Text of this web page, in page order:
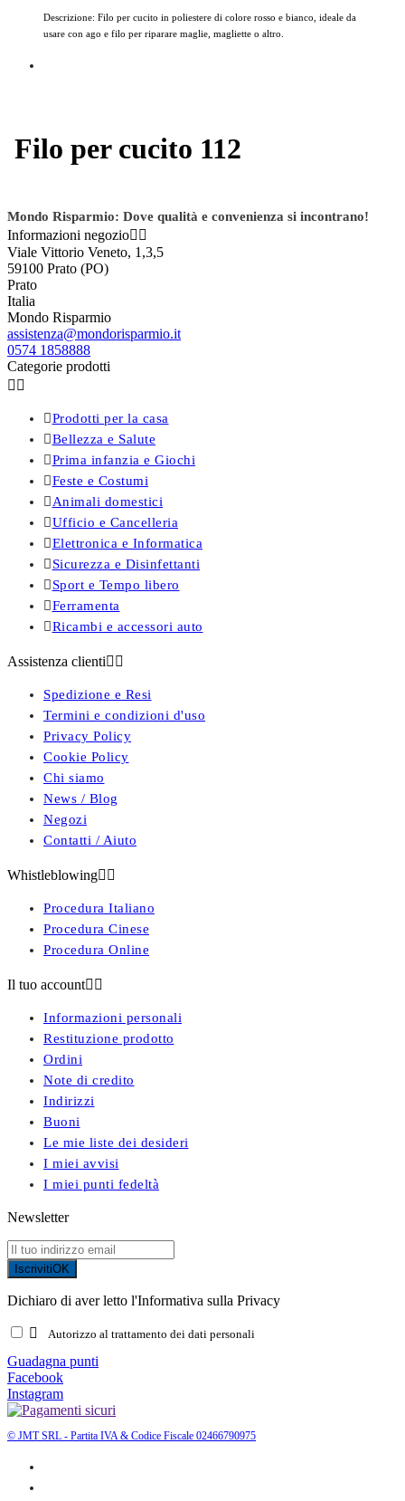
Descrizione: Filo per cucito in poliestere di colore rosso e bianco, ideale da
usare con ago e filo per riparare maglie, magliette o altro.
Filo per cucito 112
Mondo Risparmio: Dove qualità e convenienza si incontrano!
Informazioni negozio 
Viale Vittorio Veneto, 1,3,5
59100 Prato (PO)
Prato
Italia
Mondo Risparmio
assistenza@mondorisparmio.it
0574 1858888
Categorie prodotti
 
Prodotti per la casa
Bellezza e Salute
Prima infanzia e Giochi
Feste e Costumi
 Animali domestici
Ufficio e Cancelleria
Elettronica e Informatica
 Sicurezza e Disinfettanti
 Sport e Tempo libero
Ferramenta
Ricambi e accessori auto
Assistenza clienti 
Spedizione e Resi
Termini e condizioni d'uso
Privacy Policy
Cookie Policy
Chi siamo
News / Blog
Negozi
Contatti / Aiuto
Whistleblowing 
Procedura Italiano
Procedura Cinese
Procedura Online
Il tuo account 
Informazioni personali
Restituzione prodotto
Ordini
Note di credito
Indirizzi
Buoni
Le mie liste dei desideri
I miei avvisi
I miei punti fedeltà
Newsletter
IscrivitiOK
Dichiaro di aver letto l'Informativa sulla Privacy
 Autorizzo al trattamento dei dati personali
Guadagna punti
Facebook
Instagram
© JMT SRL - Partita IVA & Codice Fiscale 02466790975